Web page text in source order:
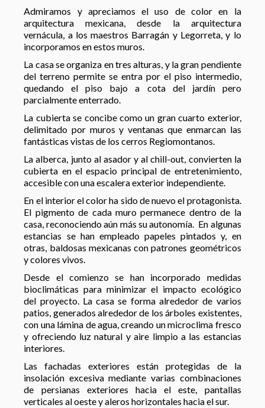
Admiramos y apreciamos el uso de color en la
arquitectura mexicana, desde la arquitectura
vernácula, a los maestros Barragán y Legorreta, y lo
incorporamos en estos muros.
La casa se organiza en tres alturas, y la gran pendiente
del terreno permite se entra por el piso intermedio,
quedando el piso bajo a cota del jardín pero
parcialmente enterrado.
La cubierta se concibe como un gran cuarto exterior,
delimitado por muros y ventanas que enmarcan las
fantásticas vistas de los cerros Regiomontanos.
La alberca, junto al asador y al chill-out, convierten la
cubierta en el espacio principal de entretenimiento,
accesible con una escalera exterior independiente.
En el interior el color ha sido de nuevo el protagonista.
El pigmento de cada muro permanece dentro de la
casa, reconociendo aún más su autonomía. En algunas
estancias se han empleado papeles pintados y, en
otras, baldosas mexicanas con patrones geométricos
y colores vivos.
Desde el comienzo se han incorporado medidas
bioclimáticas para minimizar el impacto ecológico
del proyecto. La casa se forma alrededor de varios
patios, generados alrededor de los árboles existentes,
con una lámina de agua, creando un microclima fresco
y ofreciendo luz natural y aire limpio a las estancias
interiores.
Las fachadas exteriores están protegidas de la
insolación excesiva mediante varias combinaciones
de persianas exteriores hacia el este, pantallas
verticales al oeste y aleros horizontales hacia el sur.